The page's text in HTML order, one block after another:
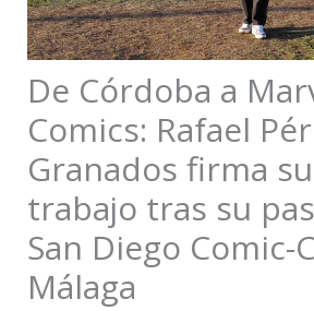
De Córdoba a
Comics: Rafael
Granados firma
trabajo tras su
San Diego Comic-
Málaga